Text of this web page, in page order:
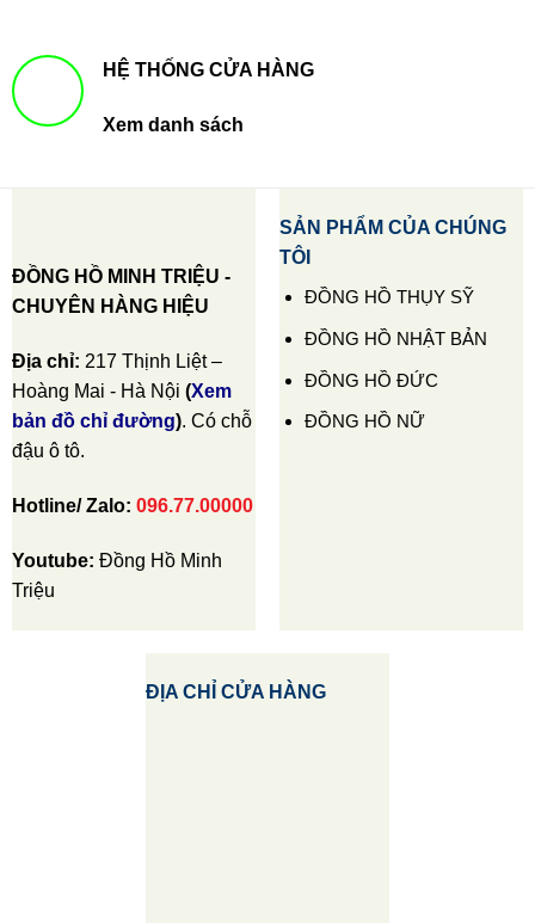
HỆ THỐNG CỬA HÀNG
Xem danh sách
ĐỒNG HỒ MINH TRIỆU -
CHUYÊN HÀNG HIỆU
Địa chỉ: 217 Thịnh Liệt –
Hoàng Mai - Hà Nội (Xem
bản đồ chỉ đường). Có chỗ
đậu ô tô.
Hotline/ Zalo: 096.77.00000
Youtube: Đồng Hồ Minh
Triệu
SẢN PHẨM CỦA CHÚNG
TÔI
ĐỒNG HỒ THỤY SỸ
ĐỒNG HỒ NHẬT BẢN
ĐỒNG HỒ ĐỨC
ĐỒNG HỒ NỮ
ĐỊA CHỈ CỬA HÀNG